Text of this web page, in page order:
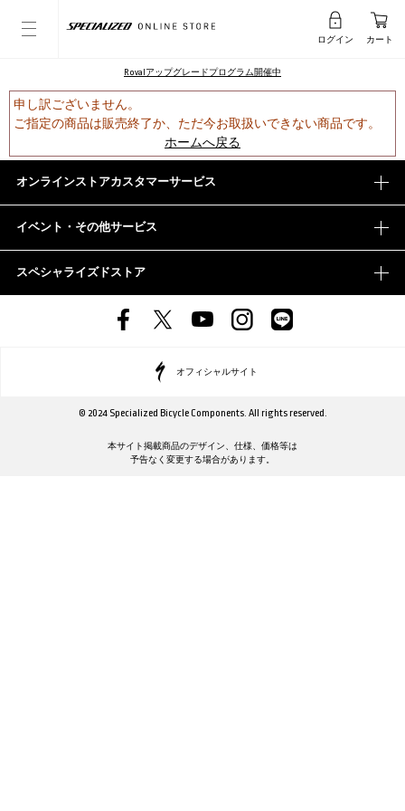
ログイン カート
Rovalアップグレードプログラム開催中
申し訳ございません。
ご指定の商品は販売終了か、ただ今お取扱いできない商品です。
ホームへ戻る
オンラインストアカスタマーサービス
イベント・その他サービス
スペシャライズドストア
オフィシャルサイト
© 2024 Specialized Bicycle Components. All rights reserved.
本サイト掲載商品のデザイン、仕様、価格等は
予告なく変更する場合があります。